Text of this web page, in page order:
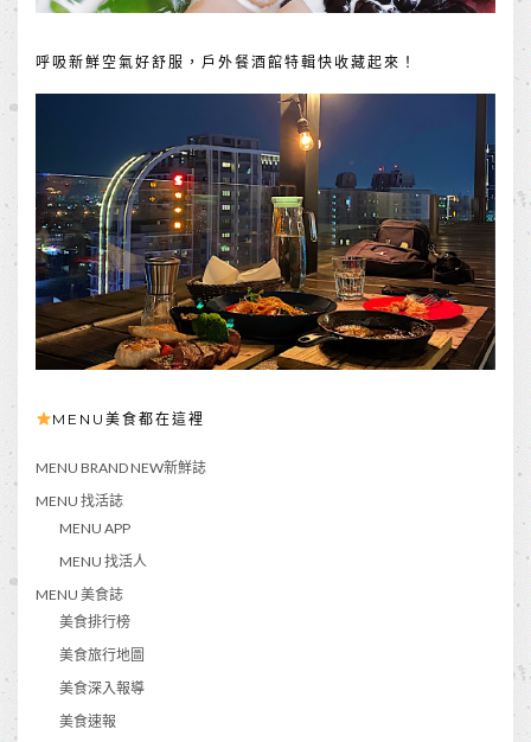
呼吸新鮮空氣好舒服，戶外餐酒館特輯快收藏起來！
MENU美食都在這裡
MENU BRAND NEW新鮮誌
MENU 找活誌
MENU APP
MENU 找活人
MENU 美食誌
美食排行榜
美食旅行地圖
美食深入報導
美食速報